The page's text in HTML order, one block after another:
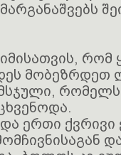
მობეზრდეთ
ერთი